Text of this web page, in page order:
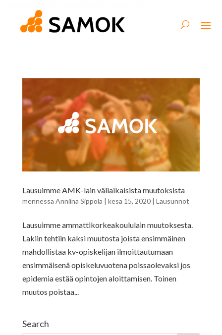
Lausuimme AMK-lain väliaikaisista muutoksista
mennessä Anniina Sippola | kesä 15, 2020| Lausunnot
Lausuimme ammattikorkeakoululain muutoksesta.
Lakiin tehtiin kaksi muutosta joista ensimmäinen
mahdollistaa kv-opiskelijan ilmoittautumaan
ensimmäisenä opiskeluvuotena poissaolevaksi jos
epidemia estää opintojen aloittamisen. Toinen
muutos poistaa...
Search